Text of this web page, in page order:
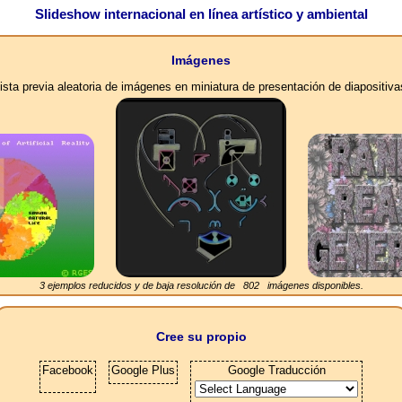
Slideshow internacional en línea artístico y ambiental
Imágenes
previa aleatoria de imágenes en miniatura de presentación de
3 ejemplos reducidos y de baja resolución de 802imágenes disponibles.
Cree su propio
Facebook Google Plus Google Traducción